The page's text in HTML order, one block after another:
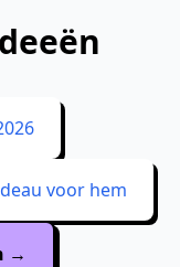
voor hem
→